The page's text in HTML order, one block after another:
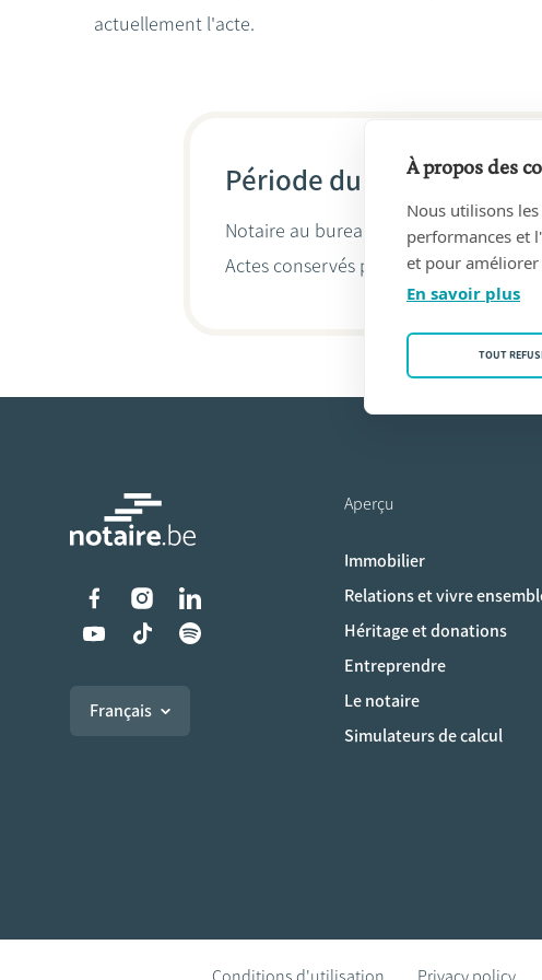
actuellement l'acte.
Période du 02/08/2005
Notaire au bureau VERMEULEN &
Actes conservés par
Ludwig Vermeulen
Liens vers les réseaux
Français
Aperçu
Immobilier
Relations et vivre
Héritage et donations
Entreprendre
Le notaire
Simulateurs de calcul
À propos des
Nous utilisons
performances et
et pour
En savoir plus
TOUT